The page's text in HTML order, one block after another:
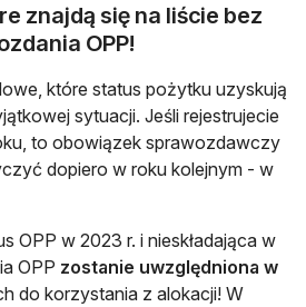
znajdą się na liście bez
OPP!
które status pożytku uzyskują
sytuacji. Jeśli rejestrujecie
to obowiązek sprawozdawczy
dopiero w roku kolejnym - w
OPP w 2023 r. i nieskładająca w
OPP zostanie uwzględniona w
do korzystania z alokacji! W